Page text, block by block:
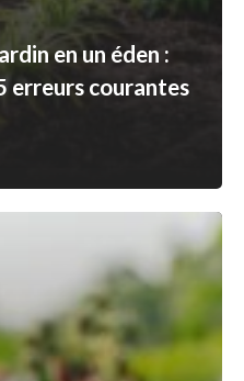
en un éden :
erreurs courantes